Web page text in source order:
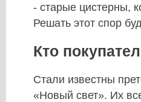
- старые цистерны,
Решать этот спор
Кто
Стали известны
«Новый свет». Их